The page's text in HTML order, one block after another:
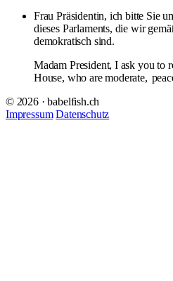
Frau Präsidentin, ich bitte Sie
dieses Parlaments, die wir
demokratisch sind.
Madam President, I ask you to
House, who are moderate,
© 2026 · babelfish.ch
Impressum Datenschutz